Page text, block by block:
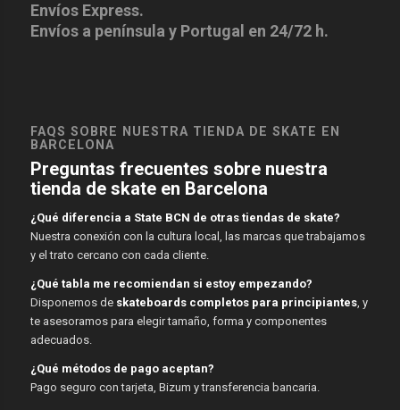
Envíos Express.
Envíos a península y Portugal en 24/72 h.
FAQS SOBRE NUESTRA TIENDA DE SKATE EN
BARCELONA
Preguntas frecuentes sobre nuestra
tienda de skate en Barcelona
¿Qué diferencia a State BCN de otras tiendas de skate?
Nuestra conexión con la cultura local, las marcas que trabajamos
y el trato cercano con cada cliente.
¿Qué tabla me recomiendan si estoy empezando?
Disponemos de skateboards completos para principiantes, y
te asesoramos para elegir tamaño, forma y componentes
adecuados.
¿Qué métodos de pago aceptan?
Pago seguro con tarjeta, Bizum y transferencia bancaria.